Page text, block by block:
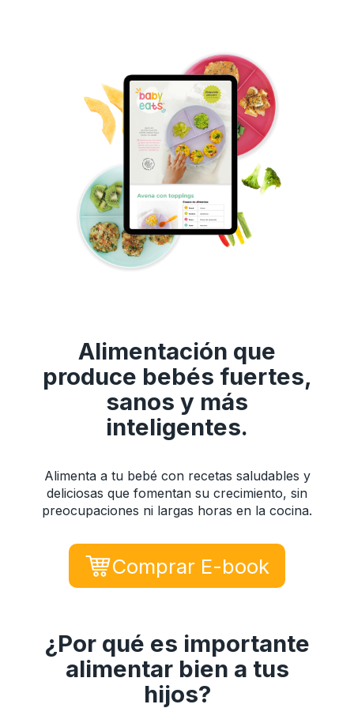
Alimentación que
produce bebés fuertes,
sanos y más
inteligentes.
Alimenta a tu bebé con recetas saludables y
deliciosas que fomentan su crecimiento, sin
preocupaciones ni largas horas en la cocina.
Comprar E-book
¿Por qué es importante
alimentar bien a tus
hijos?